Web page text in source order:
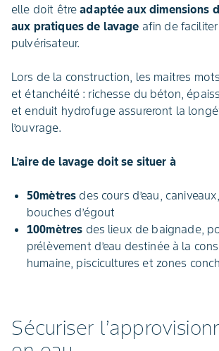
elle doit êtreadaptée aux dimensions
aux pratiques de lavage afin de faciliter
pulvérisateur.
Lors de la construction, les maitres
et étanchéité : richesse du béton,
et enduit hydrofuge assureront la
l’ouvrage.
L’aire de lavage doit se situer à
50mètres des cours d’eau,
bouches d’égout
100mètres des lieux de baignade,
prélèvement d’eau destinée à la
humaine, piscicultures et zones
Sécuriser